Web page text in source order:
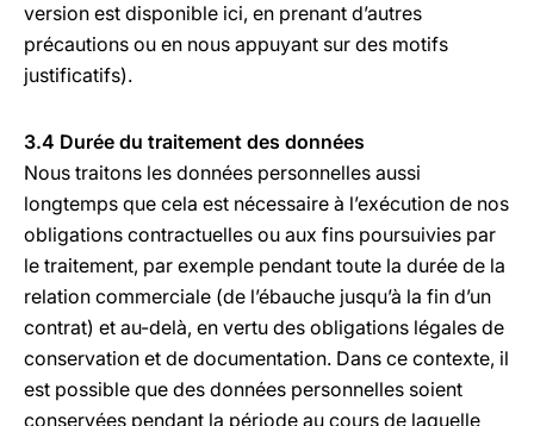
version est disponible ici, en prenant d’autres
précautions ou en nous appuyant sur des motifs
justificatifs).
3.4 Durée du traitement des données
Nous traitons les données personnelles aussi
longtemps que cela est nécessaire à l’exécution de nos
obligations contractuelles ou aux fins poursuivies par
le traitement, par exemple pendant toute la durée de la
relation commerciale (de l’ébauche jusqu’à la fin d’un
contrat) et au-delà, en vertu des obligations légales de
conservation et de documentation. Dans ce contexte, il
est possible que des données personnelles soient
conservées pendant la période au cours de laquelle